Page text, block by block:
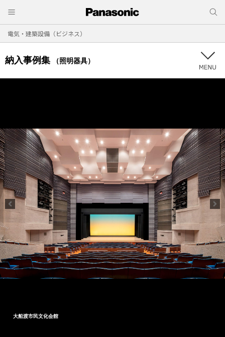
電気・建築設備（ビジネス）
納入事例集 （照明器具）
十和田市総合体育センター